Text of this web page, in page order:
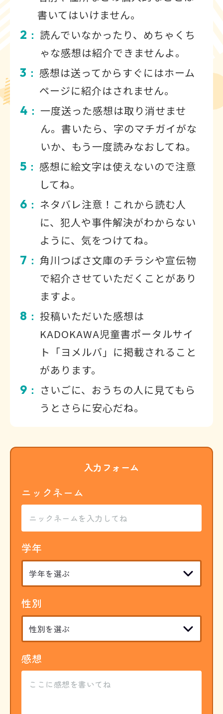
書いてはいけません。
2 ： 読んでいなかったり、めちゃくち
ゃな感想は紹介できませんよ。
3 ： 感想は送ってからすぐにはホーム
ページに紹介はされません。
4 ： 一度送った感想は取り消せませ
ん。書いたら、字のマチガイがな
いか、もう一度読みなおしてね。
5 ： 感想に絵文字は使えないので注意
してね。
6 ： ネタバレ注意！これから読む人
に、犯人や事件解決がわからない
ように、気をつけてね。
7 ： 角川つばさ文庫のチラシや宣伝物
で紹介させていただくことがあり
ますよ。
8 ： 投稿いただいた感想は
KADOKAWA児童書ポータルサイ
ト「ヨメルバ」に掲載されること
があります。
9 ：
さいごに、おうちの人に見てもら
うとさらに安心だね。
入力フォーム
ニックネーム
学年
性別
感想